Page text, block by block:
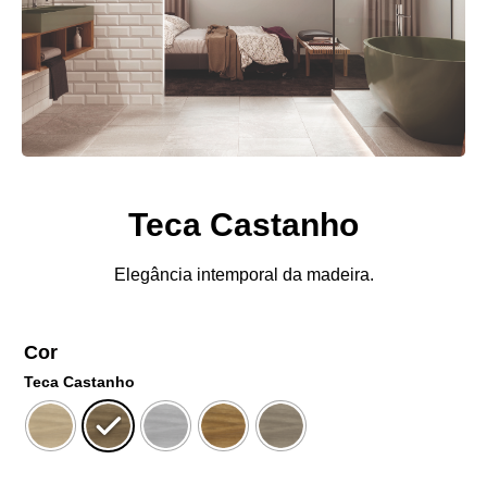
Teca Castanho
Elegância intemporal da madeira.
Cor
Teca Castanho